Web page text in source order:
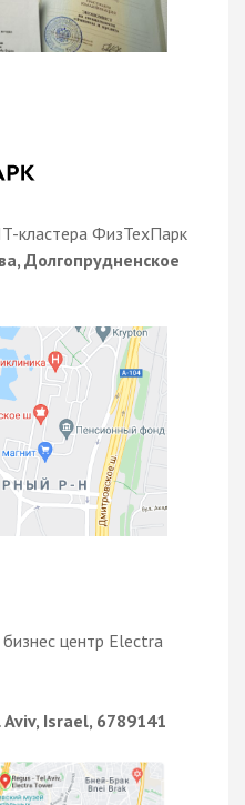
кластера ФизТехПарк
Долгопрудненское
центр Electra
Israel, 6789141